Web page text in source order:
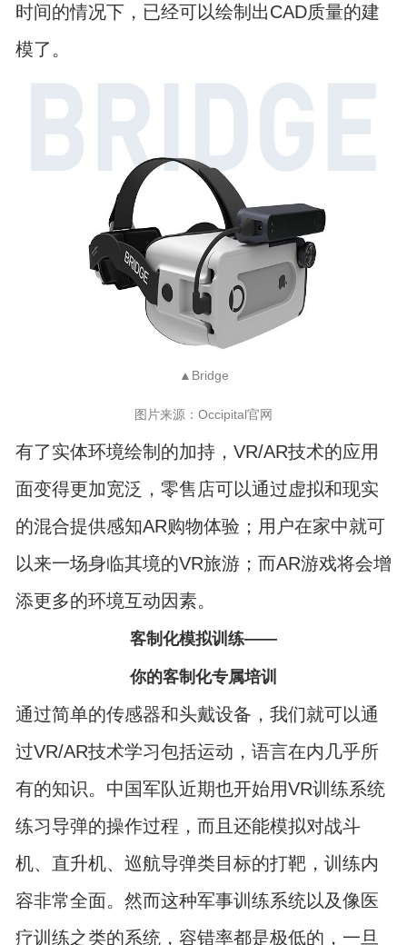
时间的情况下，已经可以绘制出CAD质量的建
模了。
▲Bridge
图片来源：Occipital官网
有了实体环境绘制的加持，VR/AR技术的应用
面变得更加宽泛，零售店可以通过虚拟和现实
的混合提供感知AR购物体验；用户在家中就可
以来一场身临其境的VR旅游；而AR游戏将会增
添更多的环境互动因素。
客制化模拟训练——
你的客制化专属培训
通过简单的传感器和头戴设备，我们就可以通
过VR/AR技术学习包括运动，语言在内几乎所
有的知识。中国军队近期也开始用VR训练系统
练习导弹的操作过程，而且还能模拟对战斗
机、直升机、巡航导弹类目标的打靶，训练内
容非常全面。然而这种军事训练系统以及像医
疗训练之类的系统，容错率都是极低的，一旦